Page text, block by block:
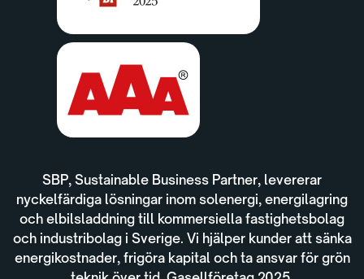
SBP, Sustainable Business Partner, levererar
nyckelfärdiga lösningar inom solenergi, energilagring
och elbilsladdning till kommersiella fastighetsbolag
och industribolag i Sverige. Vi hjälper kunder att sänka
energikostnader, frigöra kapital och ta ansvar för grön